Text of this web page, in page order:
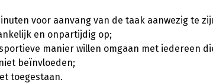
voor aanvang van de taak aanwezig te
en onpartijdig op;
manier willen omgaan met iedereen
beïnvloeden;
toegestaan.